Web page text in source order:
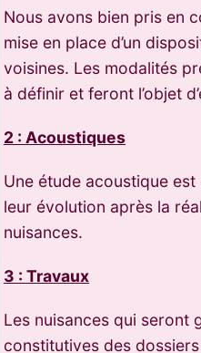
Nous avons bien pris en
mise en place d’un
voisines. Les modalités
à définir et feront l’objet
2 : Acoustiques
Une étude acoustique
leur évolution après la
nuisances.
3 : Travaux
Les nuisances qui seront
constitutives des